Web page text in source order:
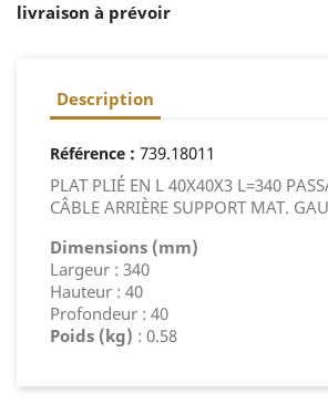
livraison à prévoir
Description
Référence : 739.18011
PLAT PLIÉ EN L 40X40X3 L=340
CÂBLE ARRIÈRE SUPPORT MAT.
Dimensions (mm)
Largeur : 340
Hauteur : 40
Profondeur : 40
Poids (kg) : 0.58